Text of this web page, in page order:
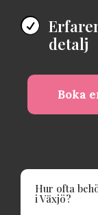

detalj
Boka
Hur ofta
i Växjö?